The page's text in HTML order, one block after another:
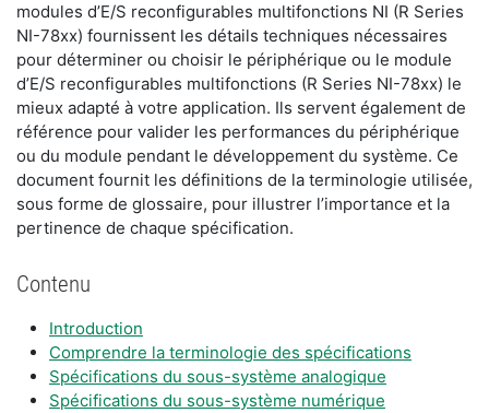
modules d’E/S reconfigurables multifonctions NI (R Series
NI-78xx) fournissent les détails techniques nécessaires
pour déterminer ou choisir le périphérique ou le module
d’E/S reconfigurables multifonctions (R Series NI-78xx) le
mieux adapté à votre application. Ils servent également de
référence pour valider les performances du périphérique
ou du module pendant le développement du système. Ce
document fournit les définitions de la terminologie utilisée,
sous forme de glossaire, pour illustrer l’importance et la
pertinence de chaque spécification.
Contenu
Introduction
Comprendre la terminologie des spécifications
Spécifications du sous-système analogique
Spécifications du sous-système numérique